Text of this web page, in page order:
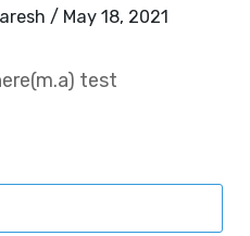
/ May 18, 2021
test